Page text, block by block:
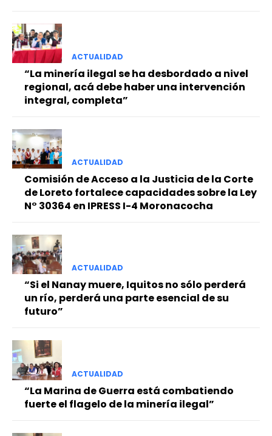
ACTUALIDAD
“La minería ilegal se ha desbordado a nivel
regional, acá debe haber una intervención
integral, completa”
ACTUALIDAD
Comisión de Acceso a la Justicia de la Corte
de Loreto fortalece capacidades sobre la Ley
N° 30364 en IPRESS I-4 Moronacocha
ACTUALIDAD
“Si el Nanay muere, Iquitos no sólo perderá
un río, perderá una parte esencial de su
futuro”
ACTUALIDAD
“La Marina de Guerra está combatiendo
fuerte el flagelo de la minería ilegal”